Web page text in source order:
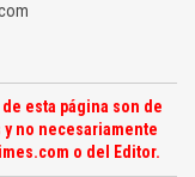
esta página son de
no necesariamente
o del Editor.